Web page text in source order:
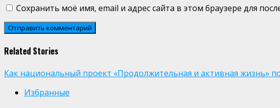
Сохранить моё имя, email и адрес сайта в этом браузере для
Related Stories
Как национальный проект «Продолжительная и активная жизнь»
Избранные